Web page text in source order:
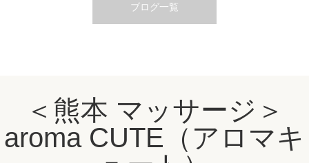
ブログ一覧
＜熊本 マッサージ＞
aroma CUTE（アロマキ